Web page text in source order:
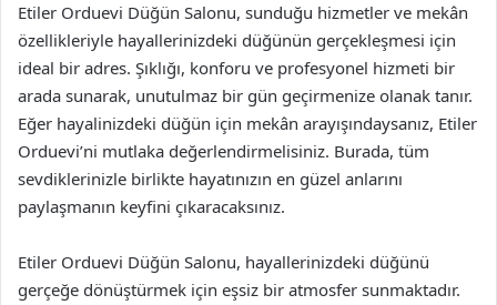
Etiler Orduevi Düğün Salonu, sunduğu hizmetler ve mekân
özellikleriyle hayallerinizdeki düğünün gerçekleşmesi için
ideal bir adres. Şıklığı, konforu ve profesyonel hizmeti bir
arada sunarak, unutulmaz bir gün geçirmenize olanak tanır.
Eğer hayalinizdeki düğün için mekân arayışındaysanız, Etiler
Orduevi’ni mutlaka değerlendirmelisiniz. Burada, tüm
sevdiklerinizle birlikte hayatınızın en güzel anlarını
paylaşmanın keyfini çıkaracaksınız.
Etiler Orduevi Düğün Salonu, hayallerinizdeki düğünü
gerçeğe dönüştürmek için eşsiz bir atmosfer sunmaktadır.